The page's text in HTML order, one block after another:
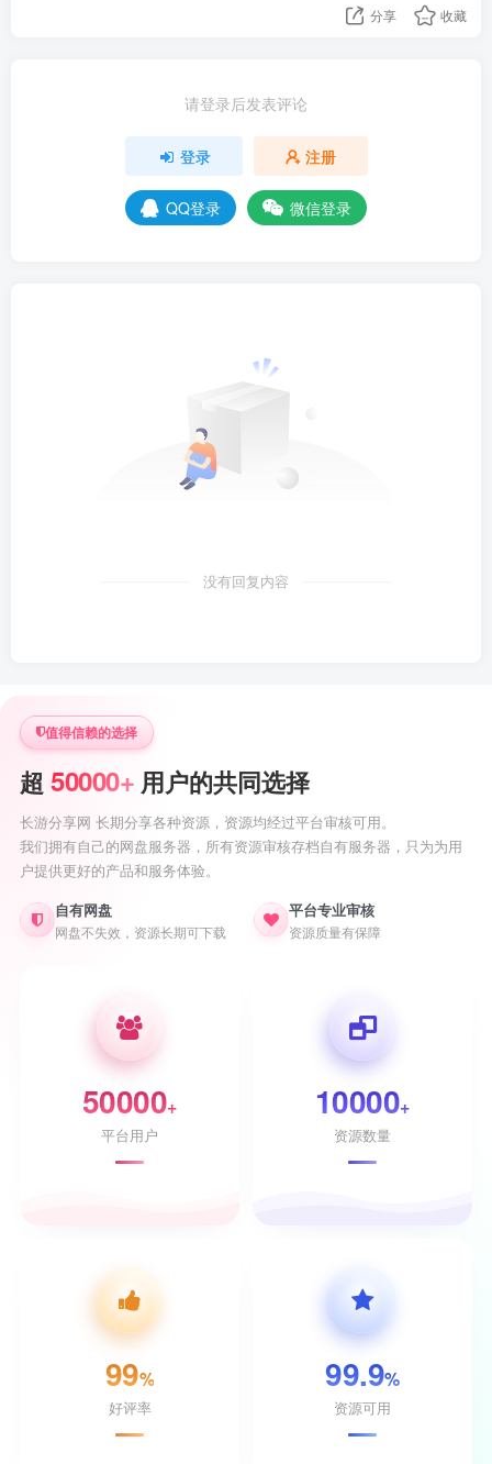
分享 收藏
请登录后发表评论
登录 注册
QQ登录 微信登录
没有回复内容
值得信赖的选择
超 50000+ 用户的共同选择
长游分享网 长期分享各种资源，资源均经过平台审核可用。
我们拥有自己的网盘服务器，所有资源审核存档自有服务器，只为为用
户提供更好的产品和服务体验。
自有网盘
网盘不失效，资源长期可下载
平台专业审核
资源质量有保障
50000+
平台用户
10000+
资源数量
99%
好评率
99.9%
资源可用